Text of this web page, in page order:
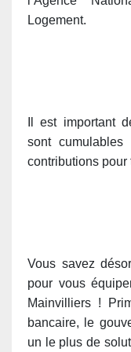
Logement.
Il est important
sont
contributions pour
Vous savez
pour vous
Mainvilliers !
bancaire, le
un le plus de